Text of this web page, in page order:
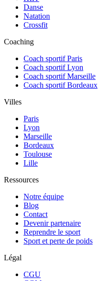
Danse
Natation
Crossfit
Coaching
Coach sportif Paris
Coach sportif Lyon
Coach sportif Marseille
Coach sportif Bordeaux
Villes
Paris
Lyon
Marseille
Bordeaux
Toulouse
Lille
Ressources
Notre équipe
Blog
Contact
Devenir partenaire
Reprendre le sport
Sport et perte de poids
Légal
CGU